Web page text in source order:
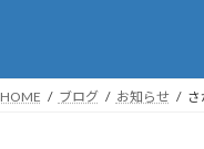
HOME ブログ お知らせ